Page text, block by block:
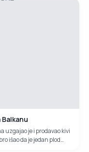
uzgajao je i prodavao kivi
išao da je jedan plod